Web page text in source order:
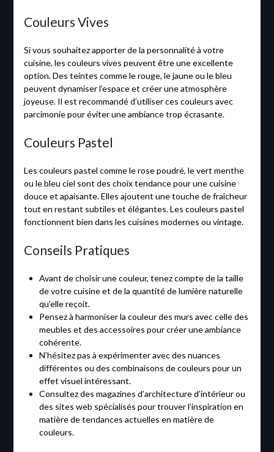
Couleurs Vives
Si vous souhaitez apporter de la personnalité à votre
cuisine, les couleurs vives peuvent être une excellente
option. Des teintes comme le rouge, le jaune ou le bleu
peuvent dynamiser l’espace et créer une atmosphère
joyeuse. Il est recommandé d’utiliser ces couleurs avec
parcimonie pour éviter une ambiance trop écrasante.
Couleurs Pastel
Les couleurs pastel comme le rose poudré, le vert menthe
ou le bleu ciel sont des choix tendance pour une cuisine
douce et apaisante. Elles ajoutent une touche de fraîcheur
tout en restant subtiles et élégantes. Les couleurs pastel
fonctionnent bien dans les cuisines modernes ou vintage.
Conseils Pratiques
Avant de choisir une couleur, tenez compte de la taille
de votre cuisine et de la quantité de lumière naturelle
qu’elle reçoit.
Pensez à harmoniser la couleur des murs avec celle des
meubles et des accessoires pour créer une ambiance
cohérente.
N’hésitez pas à expérimenter avec des nuances
différentes ou des combinaisons de couleurs pour un
effet visuel intéressant.
Consultez des magazines d’architecture d’intérieur ou
des sites web spécialisés pour trouver l’inspiration en
matière de tendances actuelles en matière de
couleurs.